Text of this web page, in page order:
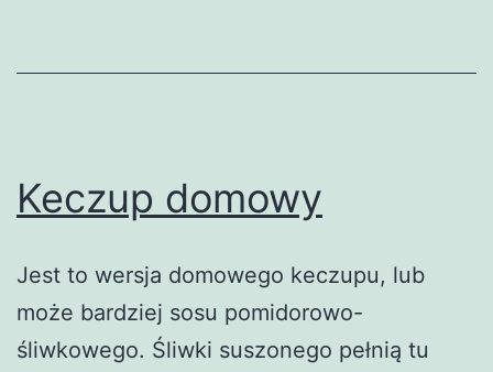
Keczup domowy
Jest to wersja domowego keczupu, lub
może bardziej sosu pomidorowo-
śliwkowego. Śliwki suszonego pełnią tu